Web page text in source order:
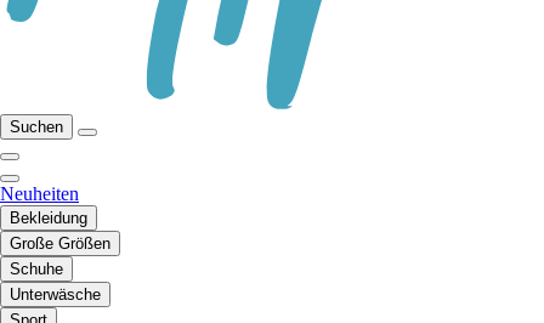
Suchen
Neuheiten
Bekleidung
Große Größen
Schuhe
Unterwäsche